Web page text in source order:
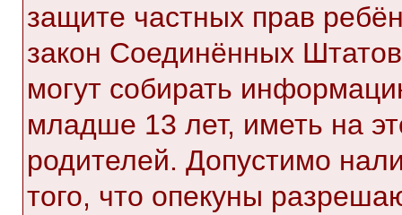
защите частных прав
закон Соединённых
могут собирать
младше 13 лет, иметь на
родителей. Допустимо
того, что опекуны